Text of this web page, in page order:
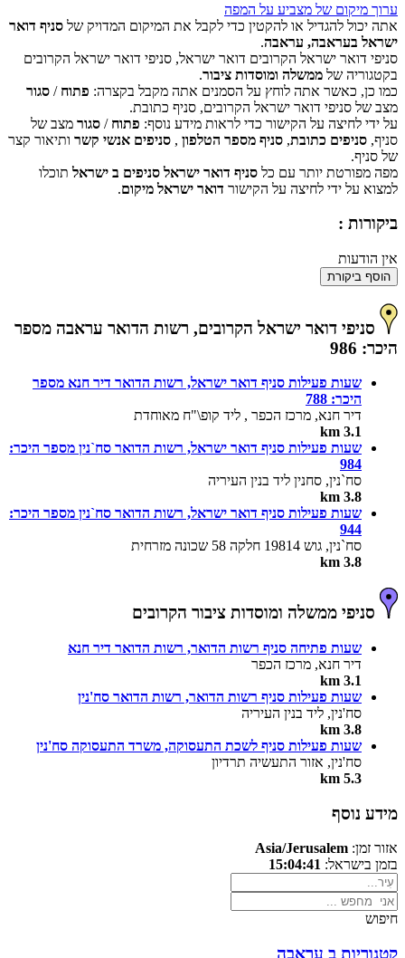
‏דף זה לא יכול לטעון את מפות Google כראוי.
האם האתר הזה בבעלותך? אישור
ערוך מיקום של מצביע על המפה
אתה יכול להגדיל או להקטין כדי לקבל את המיקום המדויק של סניף דואר
ישראל בעראבה, עראבה.
סניפי דואר ישראל הקרובים דואר ישראל, סניפי דואר ישראל הקרובים
בקטגוריה של ממשלה ומוסדות ציבור.
כמו כן, כאשר אתה לוחץ על הסמנים אתה מקבל בקצרה: פתוח / סגור
מצב של סניפי דואר ישראל הקרובים, סניף כתובת.
על ידי לחיצה על הקישור כדי לראות מידע נוסף: פתוח / סגור מצב של
סניף, סניפים כתובת, סניף מספר הטלפון , סניפים אנשי קשר ותיאור קצר
של סניף.
מפה מפורטת יותר עם כל סניף דואר ישראל סניפים ב ישראל תוכלו
למצוא על ידי לחיצה על הקישור דואר ישראל מיקום.
ביקורות :
אין הודעות
הוסף ביקורת
סניפי דואר ישראל הקרובים, רשות הדואר עראבה מספר
היכר: 986
שעות פעילות סניף דואר ישראל, רשות הדואר דיר חנא מספר
היכר: 788
דיר חנא, מרכז הכפר , ליד קופ\"ח מאוחדת
3.1 km
שעות פעילות סניף דואר ישראל, רשות הדואר סח`נין מספר היכר:
984
סח`נין, סחנין ליד בנין העיריה
3.8 km
שעות פעילות סניף דואר ישראל, רשות הדואר סח`נין מספר היכר:
944
סח`נין, גוש 19814 חלקה 58 שכונה מזרחית
3.8 km
סניפי ממשלה ומוסדות ציבור הקרובים
שעות פתיחה סניף רשות הדואר, רשות הדואר דיר חנא
דיר חנא, מרכז הכפר
3.1 km
שעות פעילות סניף רשות הדואר, רשות הדואר סח'נין
סח'נין, ליד בנין העיריה
3.8 km
שעות פעילות סניף לשכת התעסוקה, משרד התעסוקה סח'נין
סח'נין, אזור התעשיה תרדיון
5.3 km
מידע נוסף
אזור זמן: Asia/Jerusalem
בזמן בישראל: 15:04:41
חיפוש
קטגוריות ב עראבה